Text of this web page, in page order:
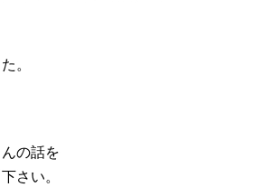
。
の話を
さい。